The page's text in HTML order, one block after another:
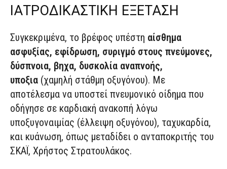
ΙΑΤΡΟΔΙΚΑΣΤΙΚΗ ΕΞΕΤΑΣΗ
Συγκεκριμένα, το βρέφος υπέστη αίσθημα
ασφυξίας, εφίδρωση, συριγμό στους πνεύμονες,
δύσπνοια, βηχα, δυσκολία αναπνοής,
υποξια (χαμηλή στάθμη οξυγόνου). Με
αποτέλεσμα να υποστεί πνευμονικό οίδημα που
οδήγησε σε καρδιακή ανακοπή λόγω
υποξυγοναιμίας (έλλειψη οξυγόνου), ταχυκαρδία,
και κυάνωση, όπως μεταδίδει ο ανταποκριτής του
ΣΚΑΪ, Χρήστος Στρατουλάκος.